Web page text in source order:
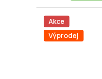
Akce
Výprodej